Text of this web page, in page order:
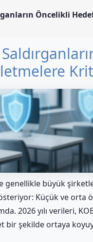
Öncelikli
büyük
Küçük ve orta
2026 yılı verileri,
bir şekilde ortaya